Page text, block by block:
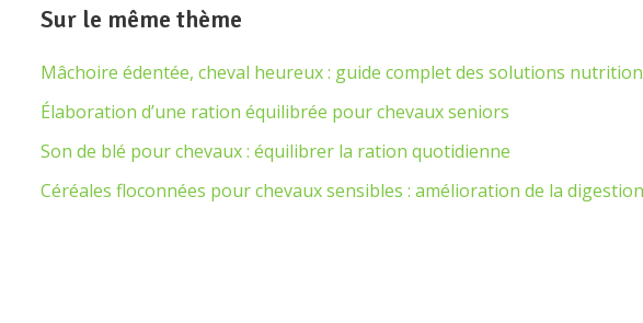
Sur le même thème
Mâchoire édentée, cheval heureux : guide complet des solutions
Élaboration d’une ration équilibrée pour chevaux seniors
Son de blé pour chevaux : équilibrer la ration quotidienne
Céréales floconnées pour chevaux sensibles : amélioration de la